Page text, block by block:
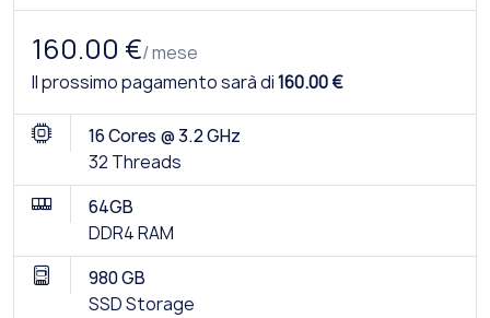
160.00 €/ mese
Il prossimo pagamento sarà di160.00 €
16 Cores @ 3.2 GHz
32 Threads
64GB
DDR4 RAM
980 GB
SSD Storage